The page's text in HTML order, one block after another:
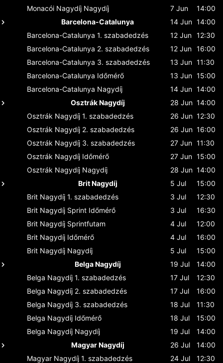
Monacói Nagydíj Nagydíj 7 Jun
14:00
Barcelona-Catalunya
14 Jun 14:00
Barcelona-Catalunya 1. szabadedzés 12 Jun 12:30
Barcelona-Catalunya 2. szabadedzés 12 Jun 16:00
Barcelona-Catalunya 3. szabadedzés 13 Jun 11:30
Barcelona-Catalunya Időmérő 13 Jun 15:00
Barcelona-Catalunya Nagydíj 14 Jun 14:00
Osztrák Nagydíj
28 Jun 14:00
Osztrák Nagydíj 1. szabadedzés 26 Jun 12:30
Osztrák Nagydíj 2. szabadedzés 26 Jun 16:00
Osztrák Nagydíj 3. szabadedzés 27 Jun 11:30
Osztrák Nagydíj Időmérő 27 Jun 15:00
Osztrák Nagydíj Nagydíj 28 Jun 14:00
Brit Nagydíj
5 Jul
15:00
Brit Nagydíj 1. szabadedzés 3 Jul
12:30
Brit Nagydíj Sprint Időmérő 3 Jul
16:30
Brit Nagydíj Sprintfutam 4 Jul
12:00
Brit Nagydíj Időmérő 4 Jul
16:00
Brit Nagydíj Nagydíj 5 Jul
15:00
Belga Nagydíj
19 Jul
14:00
Belga Nagydíj 1. szabadedzés 17 Jul
12:30
Belga Nagydíj 2. szabadedzés 17 Jul
16:00
Belga Nagydíj 3. szabadedzés 18 Jul
11:30
Belga Nagydíj Időmérő 18 Jul
15:00
Belga Nagydíj Nagydíj 19 Jul
14:00
Magyar Nagydíj
26 Jul
14:00
Magyar Nagydíj 1. szabadedzés 24 Jul
12:30